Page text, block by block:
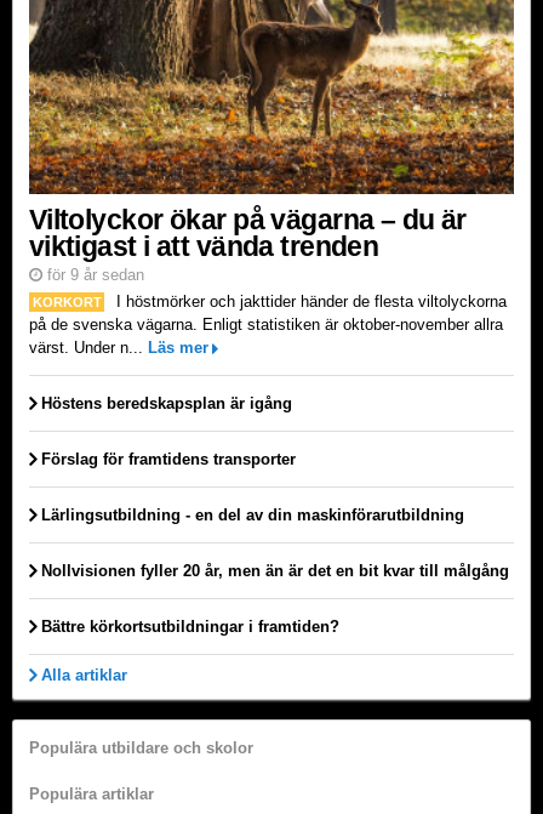
Viltolyckor ökar på vägarna – du är
viktigast i att vända trenden
för 9 år sedan
KORKORT
I höstmörker och jakttider händer de flesta viltolyckorna
på de svenska vägarna. Enligt statistiken är oktober-november allra
värst. Under n... Läs mer
Höstens beredskapsplan är igång
Förslag för framtidens transporter
Lärlingsutbildning - en del av din maskinförarutbildning
Nollvisionen fyller 20 år, men än är det en bit kvar till målgång
Bättre körkortsutbildningar i framtiden?
Alla artiklar
Populära utbildare och skolor
Populära artiklar